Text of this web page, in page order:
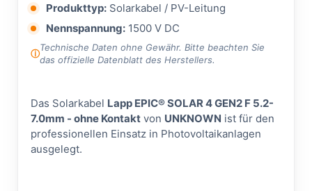
Produkttyp: Solarkabel / PV-Leitung
Nennspannung: 1500 V DC
Technische Daten ohne Gewähr. Bitte beachten Sie
das offizielle Datenblatt des Herstellers.
Das Solarkabel Lapp EPIC® SOLAR 4 GEN2 F 5.2-
7.0mm - ohne Kontakt von UNKNOWN ist für den
professionellen Einsatz in Photovoltaikanlagen
ausgelegt.